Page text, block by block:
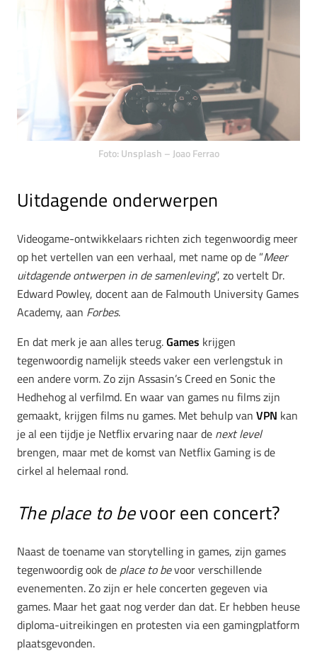
Foto: Unsplash – Joao Ferrao
Uitdagende onderwerpen
Videogame-ontwikkelaars richten zich tegenwoordig meer
op het vertellen van een verhaal, met name op de ”Meer
uitdagende ontwerpen in de samenleving”, zo vertelt Dr.
Edward Powley, docent aan de Falmouth University Games
Academy, aan Forbes.
En dat merk je aan alles terug.Games krijgen
tegenwoordig namelijk steeds vaker een verlengstuk in
een andere vorm. Zo zijn Assasin’s Creed en Sonic the
Hedhehog al verfilmd. En waar van games nu films zijn
gemaakt, krijgen films nu games. Met behulp van VPN kan
je al een tijdje je Netflix ervaring naar de next level
brengen, maar met de komst van Netflix Gaming is de
cirkel al helemaal rond.
The place to bevoor een concert?
Naast de toename van storytelling in games, zijn games
tegenwoordig ook de place to bevoor verschillende
evenementen. Zo zijn er hele concerten gegeven via
games. Maar het gaat nog verder dan dat. Er hebben heuse
diploma-uitreikingen en protesten via een gamingplatform
plaatsgevonden.